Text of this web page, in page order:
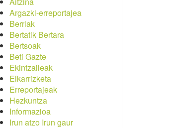
Argazki-erreportajea
Berriak
Bertatik Bertara
Bertsoak
Beti Gazte
Ekintzaileak
Elkarrizketa
Erreportajeak
Hezkuntza
Informazioa
Irun atzo Irun gaur